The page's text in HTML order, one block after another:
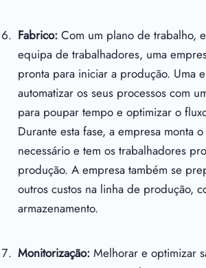
Fabrico: Com um plano de trabalho,
equipa de trabalhadores, uma
pronta para iniciar a produção. Uma
automatizar os seus processos com
para poupar tempo e optimizar o
Durante esta fase, a empresa monta
necessário e tem os trabalhadores
produção. A empresa também se
outros custos na linha de produção,
armazenamento.
Monitorização:Melhorar e optimizar